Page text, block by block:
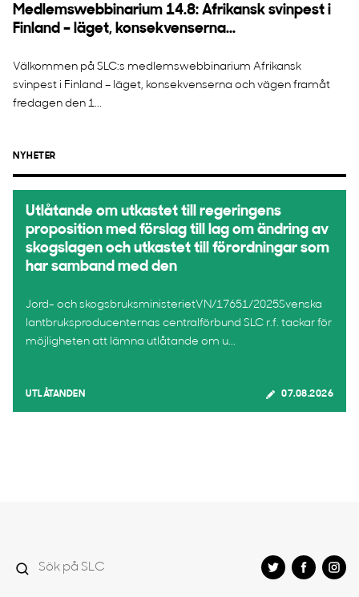
Medlemswebbinarium 14.8: Afrikansk svinpest i
Finland – läget, konsekvenserna...
Välkommen på SLC:s medlemswebbinarium Afrikansk
svinpest i Finland – läget, konsekvenserna och vägen framåt
fredagen den 1...
NYHETER
Utlåtande om utkastet till regeringens
proposition med förslag till lag om ändring av
skogslagen och utkastet till förordningar som
har samband med den
Jord- och skogsbruksministerietVN/17651/2025Svenska
lantbruksproducenternas centralförbund SLC r.f. tackar för
möjligheten att lämna utlåtande om u...
UTLÅTANDEN 07.08.2026